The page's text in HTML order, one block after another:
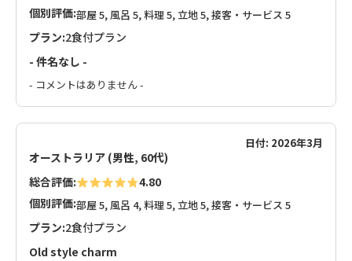
個別評価:部屋 5, 風呂 5, 料理 5, 立地 5, 接客・サービス 5
プラン:2食付プラン
- 件名なし -
- コメントはありません -
日付: 2026年3月
オーストラリア (男性, 60代)
総合評価:
4.80
個別評価:部屋 5, 風呂 4, 料理 5, 立地 5, 接客・サービス 5
プラン:2食付プラン
Old style charm